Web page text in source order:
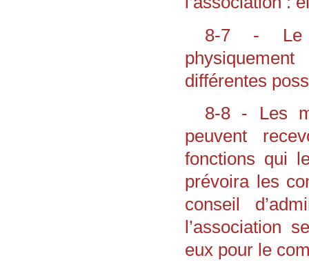
8-7 - Le
différentes
8-8 - Les
peuvent
fonctions qui
prévoira les
conseil
l’association
eux pour le